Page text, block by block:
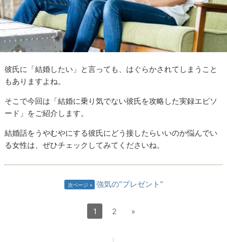
彼氏に「結婚したい」と言っても、はぐらかされてしまうこと
もありますよね。
そこで今回は「結婚に乗り気でない彼氏を攻略した実録エピソ
ード」をご紹介します。
結婚話をうやむやにする彼氏にどう接したらいいのか悩んでい
る女性は、ぜひチェックしてみてくださいね。
次ページ 強気の“プレゼント”
1 2 »